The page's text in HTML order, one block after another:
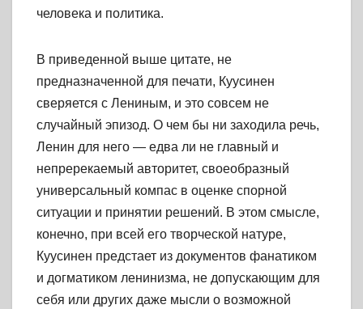
человека и политика.
В приведенной выше цитате, не
предназначенной для печати, Куусинен
сверяется с Лениным, и это совсем не
случайный эпизод. О чем бы ни заходила речь,
Ленин для него — едва ли не главный и
непререкаемый авторитет, своеобразный
универсальный компас в оценке спорной
ситуации и принятии решений. В этом смысле,
конечно, при всей его творческой натуре,
Куусинен предстает из документов фанатиком
и догматиком ленинизма, не допускающим для
себя или других даже мысли о возможной